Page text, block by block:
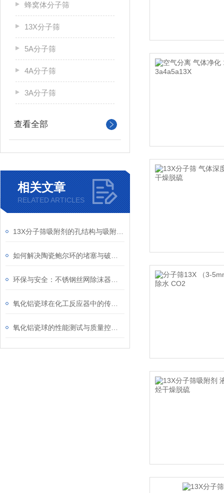
蜂窝体分子筛
13X分子筛
5A分子筛
4A分子筛
3A分子筛
查看全部
相关文章
RELATED ARTICLES